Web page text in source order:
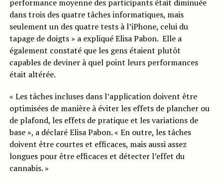
performance moyenne des participants était diminuée
dans trois des quatre tâches informatiques, mais
seulement un des quatre tests à l’iPhone, celui du
tapage de doigts » a expliqué Elisa Pabon. Elle a
également constaté que les gens étaient plutôt
capables de deviner à quel point leurs performances
était altérée.
« Les tâches incluses dans l’application doivent être
optimisées de manière à éviter les effets de plancher ou
de plafond, les effets de pratique et les variations de
base », a déclaré Elisa Pabon. « En outre, les tâches
doivent être courtes et efficaces, mais aussi assez
longues pour être efficaces et détecter l’effet du
cannabis. »